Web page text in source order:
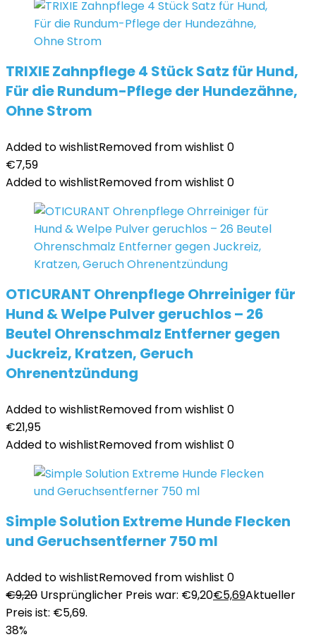
TRIXIE Zahnpflege 4 Stück Satz für Hund,
Für die Rundum-Pflege der Hundezähne,
Ohne Strom
Added to wishlistRemoved from wishlist 0
€7,59
Added to wishlistRemoved from wishlist 0
OTICURANT Ohrenpflege Ohrreiniger für
Hund & Welpe Pulver geruchlos – 26
Beutel Ohrenschmalz Entferner gegen
Juckreiz, Kratzen, Geruch
Ohrenentzündung
Added to wishlistRemoved from wishlist 0
€21,95
Added to wishlistRemoved from wishlist 0
Simple Solution Extreme Hunde Flecken
und Geruchsentferner 750 ml
Added to wishlistRemoved from wishlist 0
€9,20 Ursprünglicher Preis war: €9,20€5,69Aktueller
Preis ist: €5,69.
38%